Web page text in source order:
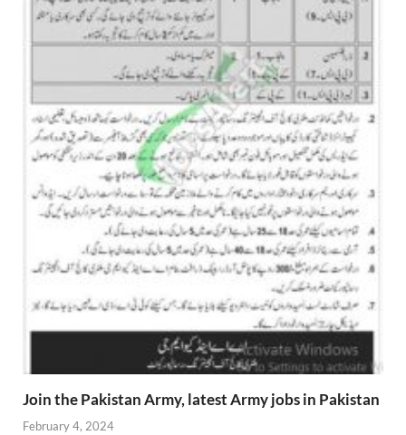
Join the Pakistan Army, latest Army jobs in Pakistan
February 4, 2024